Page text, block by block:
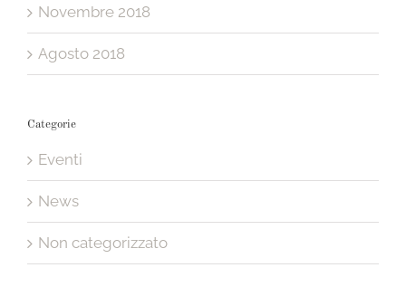
Novembre 2018
Agosto 2018
Categorie
Eventi
News
Non categorizzato